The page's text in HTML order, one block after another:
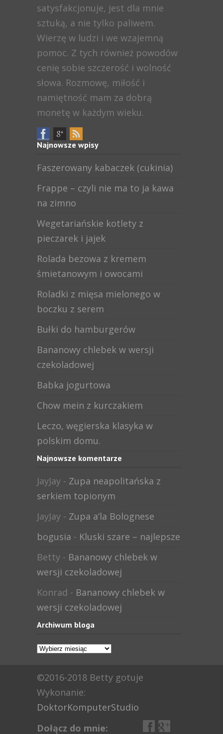
satysfakcjonuje, jest dla mnie
sztuką, a nie tylko paliwem.
Wierzę w ludzi i we wzajemną
pomoc. Z tych również powodów
cenię sobie szczerość i wolność
słowa. Rozmowę, miłość i
namiętność mam za dobrą
monetę w każdym wieku.
Najnowsze wpisy
Faszerowany kabaczek (cukinia)
Frappe – czyli nie ma to ja kawa
na zimno
Wegetariańskie kotlety z
pieczarek i jajek
Rolada bezowa z kremem
śmietanowym i owocami
Roladki z mięsa mielonego w
boczku z serem
Bułki do hamburgerów
Bananowy chlebek w wersji
czekoladowej
Babka jogurtowa
Chow mein z kurczakiem
Leczo, węgierska klasyka w
polskim domu.
Najnowsze komentarze
JayJay - Zupa neapolitańska z
serkiem topionym
JayJay - Zupa a’la Bolognese
bogusia - Kluski szare – najlepsze
Betty - Bananowy chlebek w
wersji czekoladowej
Konrad - Bananowy chlebek w
wersji czekoladowej
Archiwum bloga
Archiwum
©2016-2018 Betty gotuje
Wykonanie:
DoktorKomputerStudio
Dołącz do mnie: